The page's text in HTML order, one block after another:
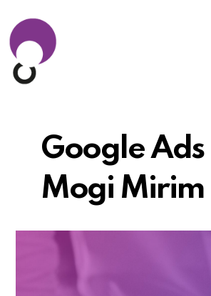
Google Ads
Mogi Mirim